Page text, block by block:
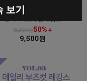
18,900원50% ↓
9,500원
보기